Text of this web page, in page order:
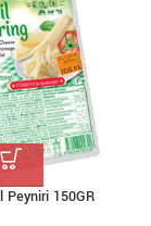
Peyniri 150GR